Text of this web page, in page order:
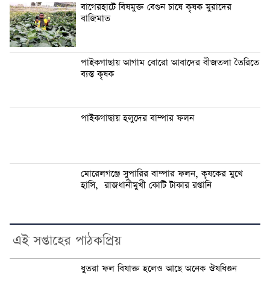
বাগেরহাটে বিষমুক্ত বেগুন চাষে কৃষক মুরাদের
বাজিমাত
পাইকগাছায় আগাম বোরো আবাদের বীজতলা তৈরিতে
ব্যস্ত কৃষক
পাইকগাছায় হলুদের বাম্পার ফলন
মোরেলগঞ্জে সুপারির বাম্পার ফলন, কৃষকের মুখে
হাসি, রাজধানীমুখী কোটি টাকার রপ্তানি
এই সপ্তাহের পাঠকপ্রিয়
ধুতরা ফল বিষাক্ত হলেও আছে অনেক ঔষধিগুন